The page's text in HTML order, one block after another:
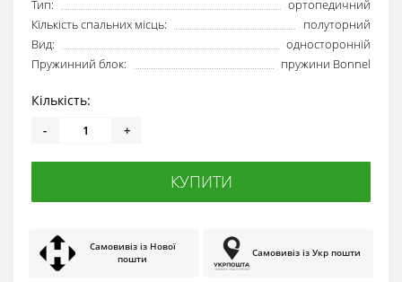
Тип:
ортопедичний
Кількість спальних місць:
полуторний
Вид:
односторонній
Пружинний блок:
пружини Bonnel
Кількість:
- +
КУПИТИ
Самовивіз із Нової
пошти
Самовивіз із Укр пошти